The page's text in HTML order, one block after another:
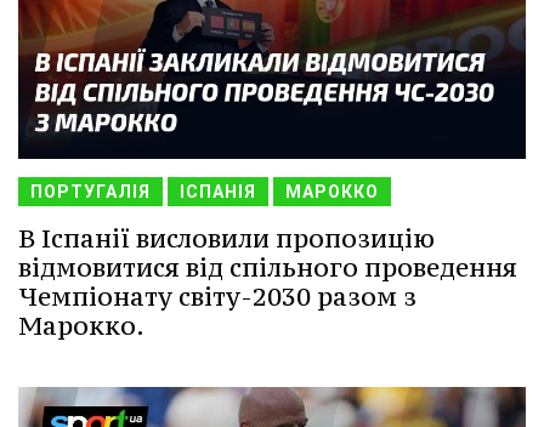
ПОРТУГАЛІЯ ІСПАНІЯ МАРОККО
В Іспанії висловили пропозицію
відмовитися від спільного проведення
Чемпіонату світу-2030 разом з
Марокко.